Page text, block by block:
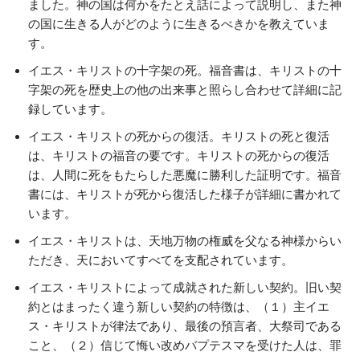
ました。神の国は何かをたとえ話によって説明し、また神
の国に生きる人がどのように生きるべきかを教えていま
す。
イエス・キリストの十字架の死。福音書は、キリストの十
字架の死を歴史上の他の出来事と照らし合わせて詳細に記
録しています。
イエス・キリストの死からの復活。キリストの死と復活
は、キリストの福音の要です。キリストの死からの復活
は、人間に死をもたらした悪魔に勝利した証明です。福音
書には、キリストが死から復活した様子が詳細に書かれて
います。
イエス・キリストは、天地万物の権威を父なる神様からい
ただき、天においてすべてを支配されています。
イエス・キリストによって成就された新しい契約。旧い契
約とはまったく違う新しい契約の特徴は、（１）主イエ
ス・キリストが律法であり、最後の預言者、大祭司である
こと、（２）信じて悔い改めバプテスマを受けた人は、罪